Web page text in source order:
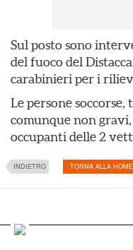
Sul posto sono
del fuoco del
carabinieri per i
Le persone
comunque non gravi,
occupanti delle 2
INDIETRO TORNA ALLA HOME